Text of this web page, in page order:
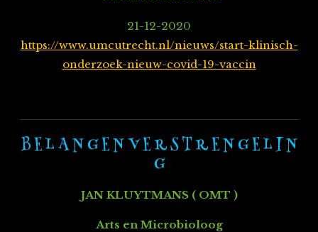
21-12-2020
https://www.umcutrecht.nl/nieuws/start-klinisch-
onderzoek-nieuw-covid-19-vaccin
B E L A N G E N V E R S T R E N G E L I N
G
JAN KLUYTMANS ( OMT )
Arts en Microbioloog